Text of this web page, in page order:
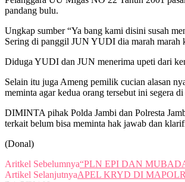
pandang bulu.
Ungkap sumber “Ya bang kami disini susah
Sering di panggil JUN YUDI dia marah marah
Diduga YUDI dan JUN menerima upeti dari
Selain itu juga Ameng pemilik cucian alasan
meminta agar kedua orang tersebut ini segera
DIMINTA pihak Polda Jambi dan Polresta
terkait belum bisa meminta hak jawab dan
(Donal)
Aritkel Sebelumnya“PLN EPI DAN
Artikel SelanjutnyaAPEL KRYD DI